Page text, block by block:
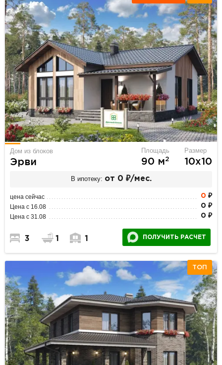
Дом из блоков
Эрви
Площадь
90 м2
Размер
10х10
В ипотеку: от 0 ₽/мес.
цена сейчас 0 ₽
Цена с 16.08 0 ₽
Цена с 31.08 0 ₽
3 1 1 ПОЛУЧИТЬ РАСЧЕТ
ТОП